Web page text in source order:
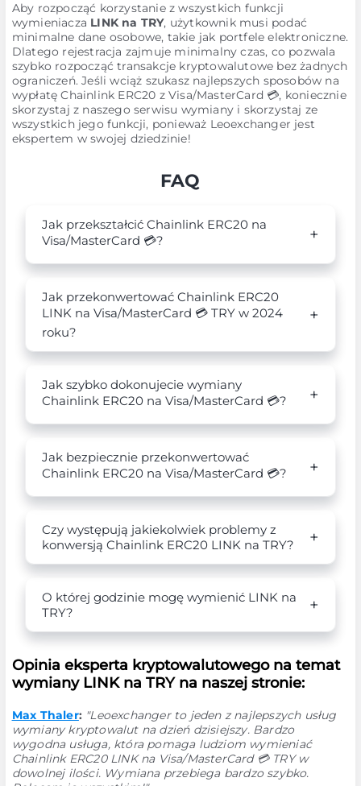
Aby rozpocząć korzystanie z wszystkich funkcji
wymieniacza LINK na TRY, użytkownik musi podać
minimalne dane osobowe, takie jak portfele elektroniczne.
Dlatego rejestracja zajmuje minimalny czas, co pozwala
szybko rozpocząć transakcje kryptowalutowe bez żadnych
ograniczeń. Jeśli wciąż szukasz najlepszych sposobów na
wypłatę Chainlink ERC20 z Visa/MasterCard 💳, koniecznie
skorzystaj z naszego serwisu wymiany i skorzystaj ze
wszystkich jego funkcji, ponieważ Leoexchanger jest
ekspertem w swojej dziedzinie!
FAQ
Jak przekształcić Chainlink ERC20 na
Visa/MasterCard 💳?
Jak przekonwertować Chainlink ERC20
LINK na Visa/MasterCard 💳 TRY w 2024
roku?
Jak szybko dokonujecie wymiany
Chainlink ERC20 na Visa/MasterCard 💳?
Jak bezpiecznie przekonwertować
Chainlink ERC20 na Visa/MasterCard 💳?
Czy występują jakiekolwiek problemy z
konwersją Chainlink ERC20 LINK na TRY?
O której godzinie mogę wymienić LINK na
TRY?
Opinia eksperta kryptowalutowego na temat
wymiany LINK na TRY na naszej stronie:
Max Thaler: "Leoexchanger to jeden z najlepszych usług
wymiany kryptowalut na dzień dzisiejszy. Bardzo
wygodna usługa, która pomaga ludziom wymieniać
Chainlink ERC20 LINK na Visa/MasterCard 💳 TRY w
dowolnej ilości. Wymiana przebiega bardzo szybko.